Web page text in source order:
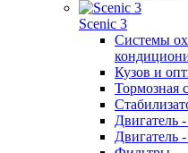
Scenic 3
Системы
Кузов и
Тормозная
Двигатель
Двигатель